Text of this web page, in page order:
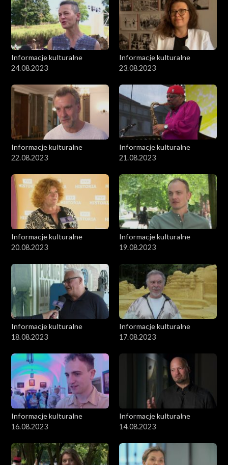
Informacje kulturalne
24.08.2023
Informacje kulturalne
23.08.2023
Informacje kulturalne
22.08.2023
Informacje kulturalne
21.08.2023
Informacje kulturalne
20.08.2023
Informacje kulturalne
19.08.2023
Informacje kulturalne
18.08.2023
Informacje kulturalne
17.08.2023
Informacje kulturalne
16.08.2023
Informacje kulturalne
14.08.2023